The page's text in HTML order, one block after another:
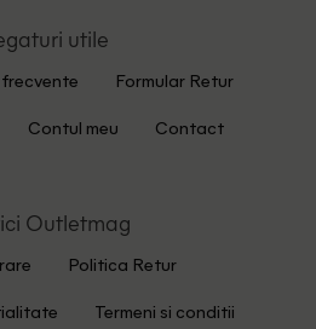
utile
frecvente Formular Retur
Contul meu Contact
Outletmag
Politica Retur
Termeni si conditii